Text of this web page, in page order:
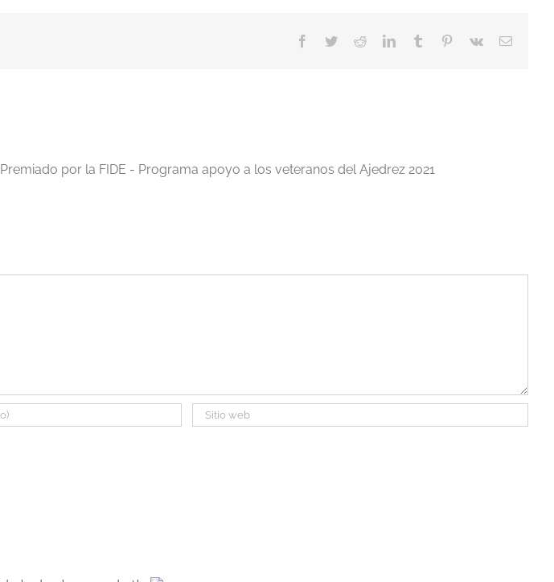
Facebook
TwitterRedditLinkedInTumblr Pinterest
Vk
Correo
por la FIDE - Programa apoyo a los veteranos del Ajedrez 2021